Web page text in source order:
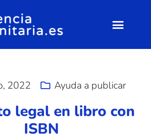
2022 Ayuda a publicar
legal en libro con
ISBN